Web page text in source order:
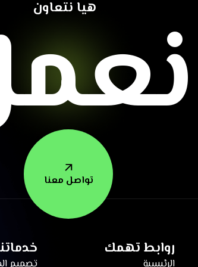
هيا نتعاون
تواصل معنا
روابط تهمك